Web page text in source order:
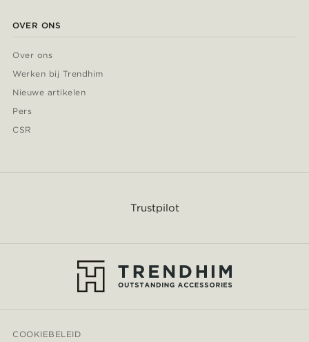
OVER ONS
Over ons
Werken bij Trendhim
Nieuwe artikelen
Pers
CSR
Trustpilot
COOKIEBELEID